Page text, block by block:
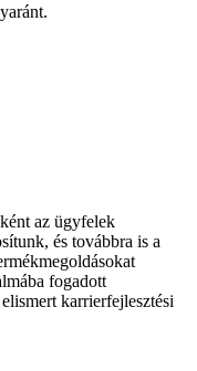
az ügyfelek
és továbbra is a
fogadott
karrierfejlesztési